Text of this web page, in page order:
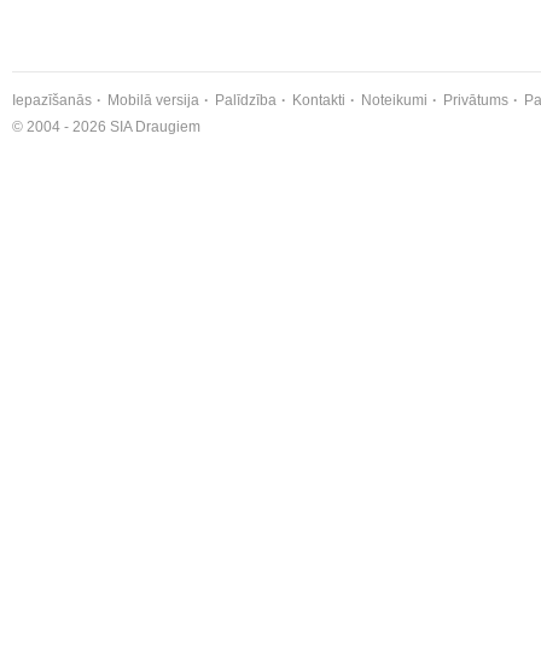
Iepazīšanās Mobilā versija Palīdzība Kontakti Noteikumi Privātums
© 2004 - 2026 SIA Draugiem